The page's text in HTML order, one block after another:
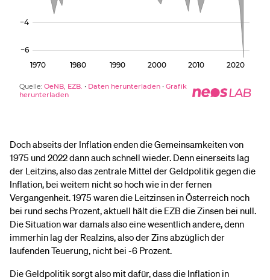
Doch abseits der Inflation enden die Gemeinsamkeiten von
1975 und 2022 dann auch schnell wieder. Denn einerseits lag
der Leitzins, also das zentrale Mittel der Geldpolitik gegen die
Inflation, bei weitem nicht so hoch wie in der fernen
Vergangenheit. 1975 waren die Leitzinsen in Österreich noch
bei rund sechs Prozent, aktuell hält die EZB die Zinsen bei null.
Die Situation war damals also eine wesentlich andere, denn
immerhin lag der Realzins, also der Zins abzüglich der
laufenden Teuerung, nicht bei -6 Prozent.
Die Geldpolitik sorgt also mit dafür, dass die Inflation in